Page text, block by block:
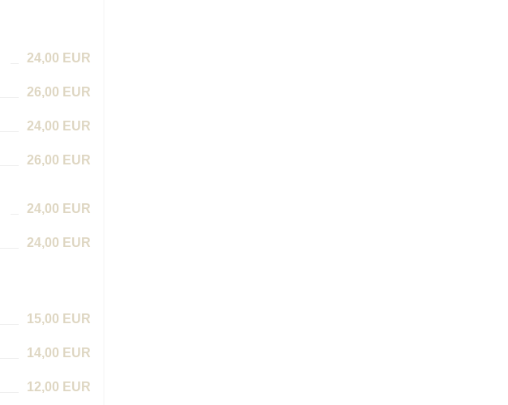
24,00 EUR
26,00 EUR
24,00 EUR
26,00 EUR
24,00 EUR
24,00 EUR
15,00 EUR
14,00 EUR
12,00 EUR